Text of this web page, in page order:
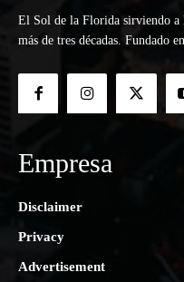
El Sol de la Florida sirviendo a
más de tres décadas. Fundado
Empresa
Disclaimer
Privacy
Advertisement